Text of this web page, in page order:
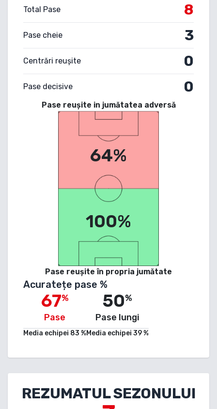
Total Pase 8
Pase cheie 3
Centrări reușite 0
Pase decisive 0
Pase reușite in jumătatea adversă
64%
100%
Pase reușite în propria jumătate
Acuratețe pase %
67%
Pase
Media echipei 83 %
50%
Pase lungi
Media echipei 39%
REZUMATUL SEZONULUI